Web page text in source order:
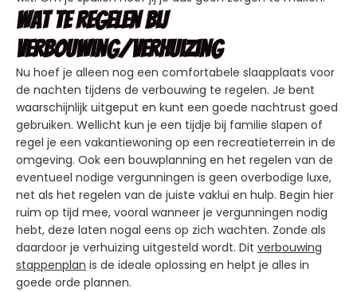
Wat te regelen bij
verbouwing/verhuizing
Nu hoef je alleen nog een comfortabele slaapplaats voor
de nachten tijdens de verbouwing te regelen. Je bent
waarschijnlijk uitgeput en kunt een goede nachtrust goed
gebruiken. Wellicht kun je een tijdje bij familie slapen of
regel je een vakantiewoning op een recreatieterrein in de
omgeving. Ook een bouwplanning en het regelen van de
eventueel nodige vergunningen is geen overbodige luxe,
net als het regelen van de juiste vaklui en hulp. Begin hier
ruim op tijd mee, vooral wanneer je vergunningen nodig
hebt, deze laten nogal eens op zich wachten. Zonde als
daardoor je verhuizing uitgesteld wordt. Dit verbouwing
stappenplan is de ideale oplossing en helpt je alles in
goede orde plannen.